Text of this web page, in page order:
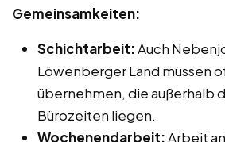
Gemeinsamkeiten:
Schichtarbeit:Auch
Löwenberger Land müssen
übernehmen, die außerhalb
Bürozeiten liegen.
Wochenendarbeit:Arbeit